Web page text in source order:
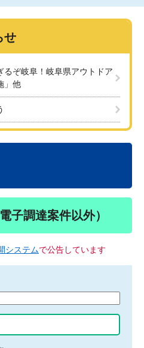
せ
るぞ岐阜！岐阜県アウトドア
」他
子調達案件以外）
システムで公告しています